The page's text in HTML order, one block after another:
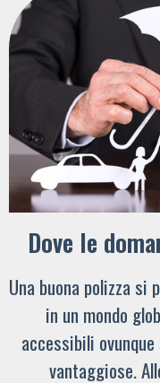
Dove le
Una buona polizza si
in un mondo
accessibili
vantaggiose.